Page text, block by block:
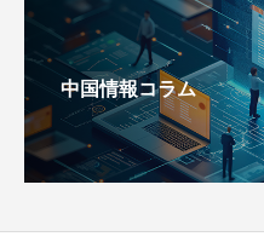
中国情報コラム